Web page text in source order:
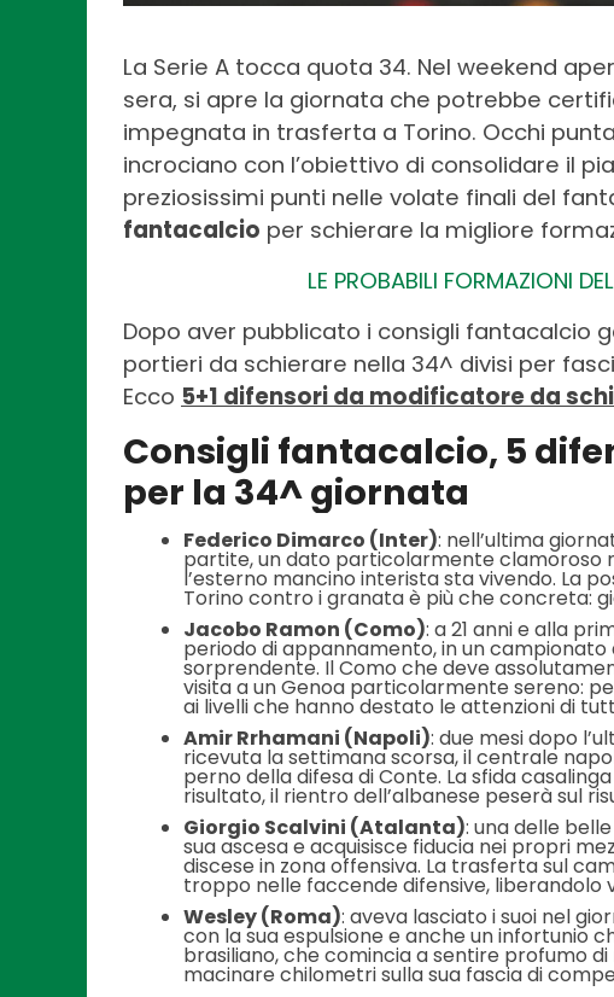
La Serie A tocca quota 34. Nel weekend
sera, si apre la giornata che potrebbe
impegnata in trasferta a Torino. Occhi
incrociano con l’obiettivo di consolidare il
preziosissimi punti nelle volate finali del
fantacalcio per schierare la migliore
LE PROBABILI FORMAZIONI
Dopo aver pubblicato i consigli fantacalcio
portieri da schierare nella 34^ divisi per
Ecco 5+1 difensori da modificatore da
Consigli fantacalcio, 5
per la 34^ giornata
Federico Dimarco (Inter): nell’ultima
partite, un dato particolarmente clamoroso
l’esterno mancino interista sta vivendo. La
Torino contro i granata è più che concreta:
Jacobo Ramon (Como): a 21 anni e alla
periodo di appannamento, in un
sorprendente. Il Como che deve
visita a un Genoa particolarmente sereno:
ai livelli che hanno destato le attenzioni di
Amir Rrhamani (Napoli): due mesi dopo
ricevuta la settimana scorsa, il centrale
perno della difesa di Conte. La sfida
risultato, il rientro dell’albanese peserà sul
Giorgio Scalvini (Atalanta): una delle
sua ascesa e acquisisce fiducia nei propri
discese in zona offensiva. La trasferta sul
troppo nelle faccende difensive, liberandolo
Wesley (Roma): aveva lasciato i suoi nel
con la sua espulsione e anche un infortunio
brasiliano, che comincia a sentire profumo
macinare chilometri sulla sua fascia di